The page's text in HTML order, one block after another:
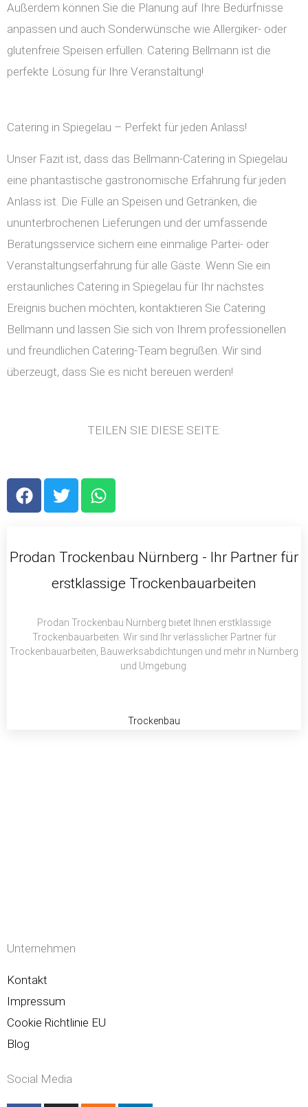
Außerdem können Sie die Planung auf Ihre Bedürfnisse
anpassen und auch Sonderwünsche wie Allergiker- oder
glutenfreie Speisen erfüllen. Catering Bellmann ist die
perfekte Lösung für Ihre Veranstaltung!
Catering in Spiegelau – Perfekt für jeden Anlass!
Unser Fazit ist, dass das Bellmann-Catering in Spiegelau
eine phantastische gastronomische Erfahrung für jeden
Anlass ist. Die Fülle an Speisen und Getränken, die
ununterbrochenen Lieferungen und der umfassende
Beratungsservice sichern eine einmalige Partei- oder
Veranstaltungserfahrung für alle Gäste. Wenn Sie ein
erstaunliches Catering in Spiegelau für Ihr nächstes
Ereignis buchen möchten, kontaktieren Sie Catering
Bellmann und lassen Sie sich von Ihrem professionellen
und freundlichen Catering-Team begrüßen. Wir sind
überzeugt, dass Sie es nicht bereuen werden!
TEILEN SIE DIESE SEITE:
F
a
b
T
w
t
r
W
h
s
p
Prodan Trockenbau Nürnberg - Ihr Partner für
erstklassige Trockenbauarbeiten
Prodan Trockenbau Nürnberg bietet Ihnen erstklassige
Trockenbauarbeiten. Wir sind Ihr verlässlicher Partner für
Trockenbauarbeiten, Bauwerksabdichtungen und mehr in Nürnberg
und Umgebung.
Trockenbau
Unternehmen
Kontakt
Impressum
Cookie Richtlinie EU
Blog
Social Media